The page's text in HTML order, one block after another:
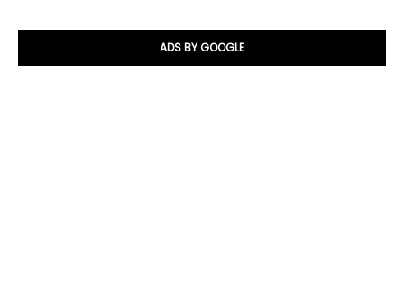
ADS BY GOOGLE